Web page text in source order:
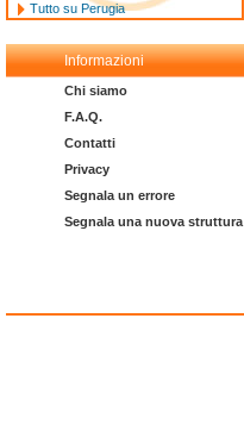
Tutto su Perugia
Informazioni
Chi siamo
F.A.Q.
Contatti
Privacy
Segnala un errore
Segnala una nuova struttura